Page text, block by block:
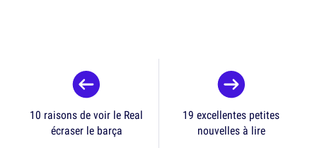
10 raisons de voir le Real
écraser le barça
19 excellentes petites
nouvelles à lire